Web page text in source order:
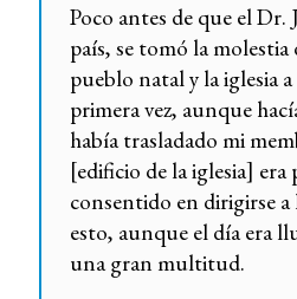
Poco antes de que el Dr.
país, se tomó la molestia
pueblo natal y la iglesia
primera vez, aunque
había trasladado mi
[edificio de la iglesia]
consentido en dirigirse
esto, aunque el día era
una gran multitud.